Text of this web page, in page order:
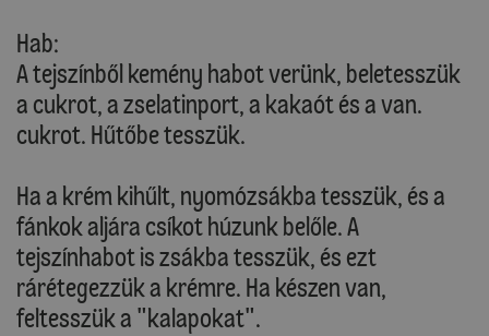
Hab:
A tejszínből kemény habot verünk, beletesszük
a cukrot, a zselatinport, a kakaót és a van.
cukrot. Hűtőbe tesszük.
Ha a krém kihűlt, nyomózsákba tesszük, és a
fánkok aljára csíkot húzunk belőle. A
tejszínhabot is zsákba tesszük, és ezt
rárétegezzük a krémre. Ha készen van,
feltesszük a "kalapokat".